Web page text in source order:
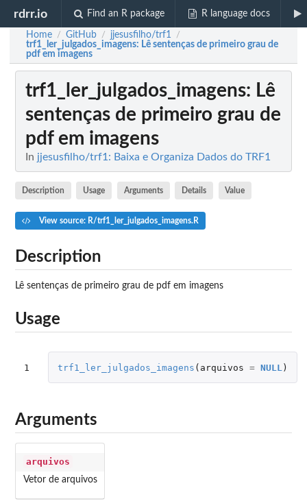
rdrr.io Find an R package R language docs
Home / GitHub / jjesusfilho/trf1 /
trf1_ler_julgados_imagens: Lê sentenças de primeiro grau de
pdf em imagens
trf1_ler_julgados_imagens: Lê
sentenças de primeiro grau de
pdf em imagens
In jjesusfilho/trf1: Baixa e Organiza Dados do TRF1
Description Usage Arguments Details Value
View source: R/trf1_ler_julgados_imagens.R
Description
Lê sentenças de primeiro grau de pdf em imagens
Usage
1 trf1_ler_julgados_imagens ( arquivos = NULL )
Arguments
arquivos
Vetor de arquivos